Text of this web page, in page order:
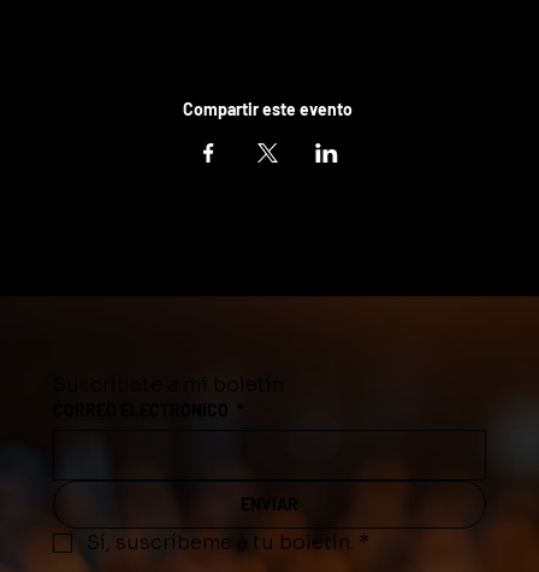
Compartir este evento
Suscríbete a mi boletín
CORREO ELECTRONICO
ENVIAR
Sí, suscríbeme a tu boletín. *